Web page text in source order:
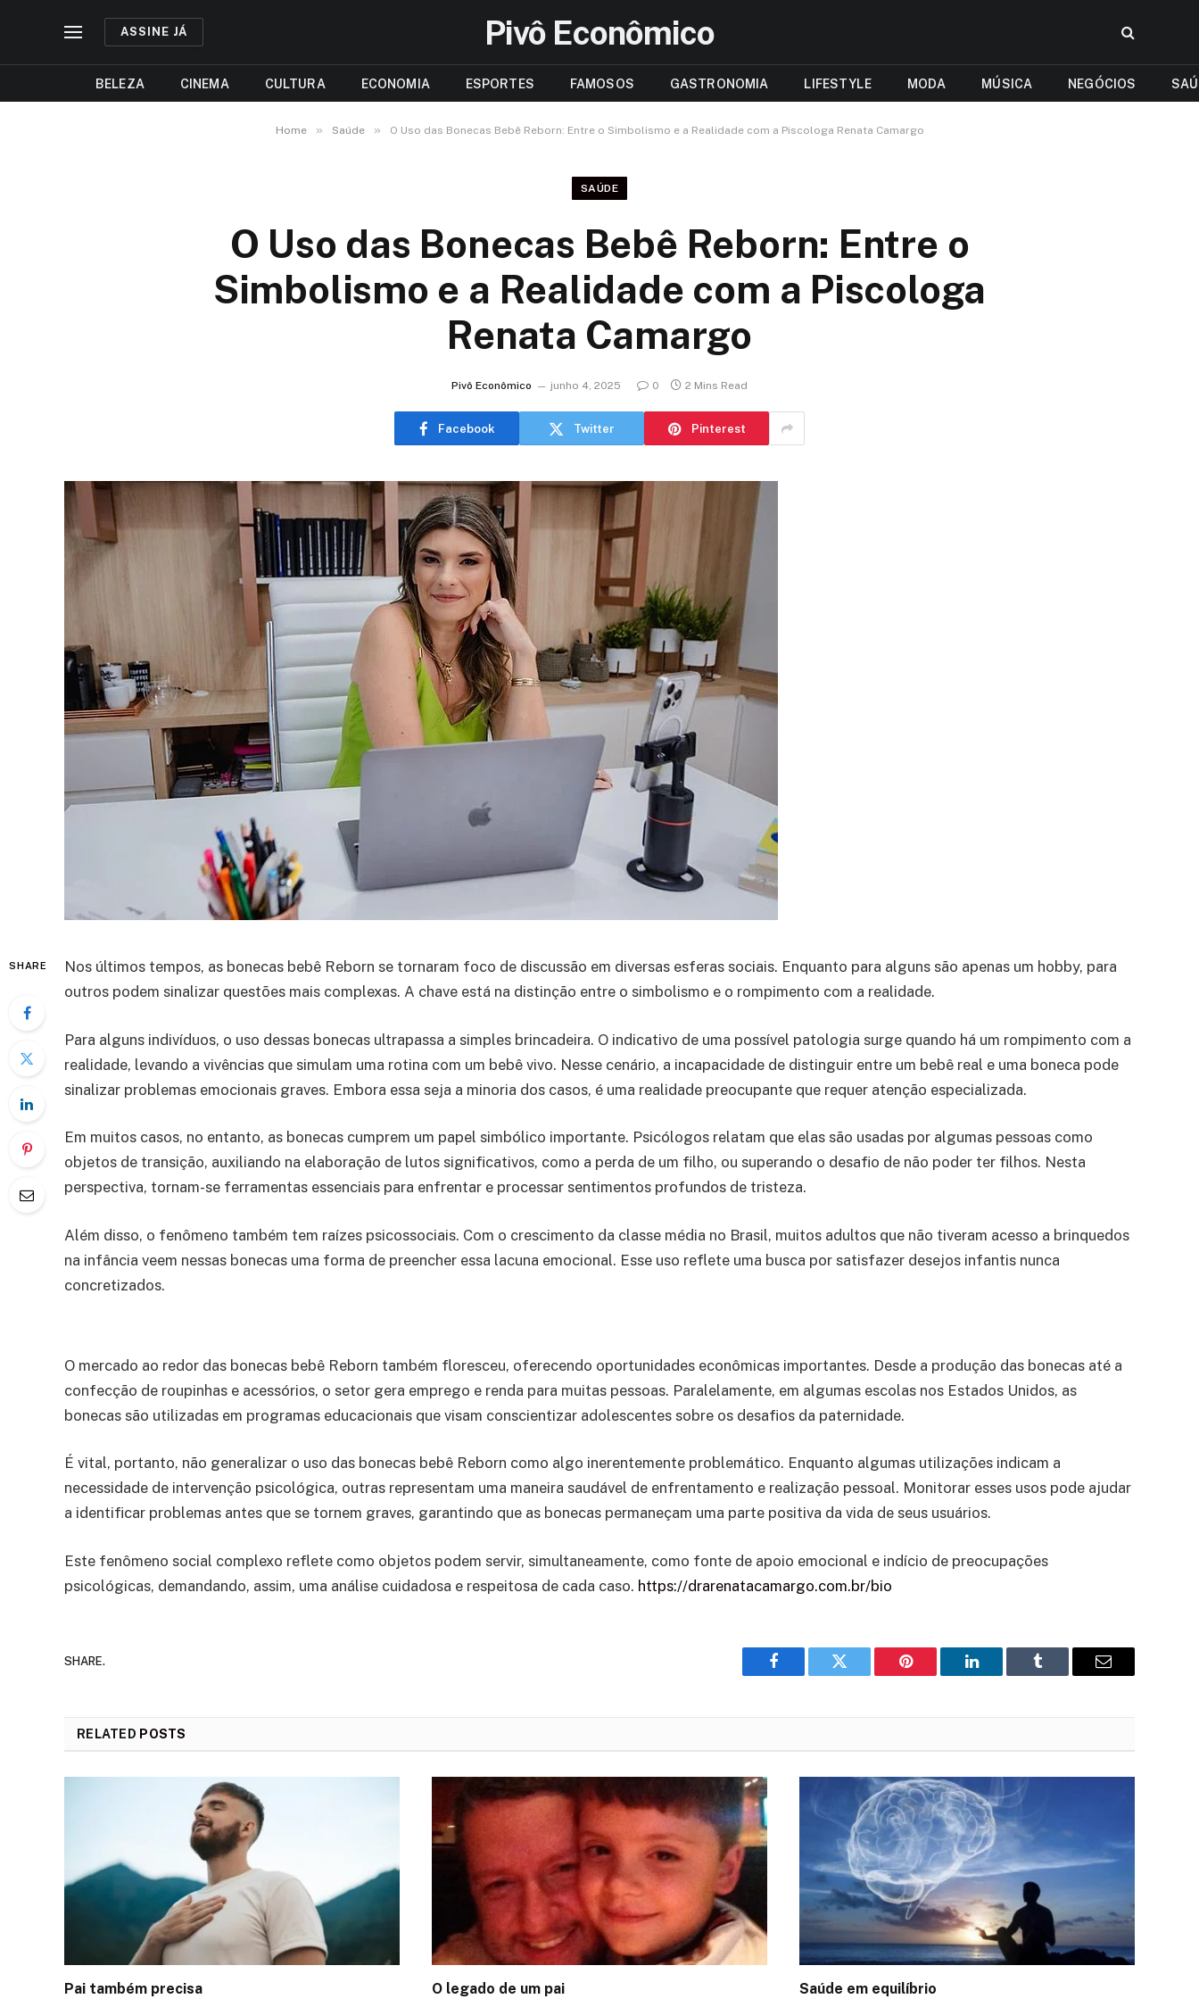
ASSINE JÁ Pivô Econômico
BELEZA CINEMA CULTURA ECONOMIA ESPORTES FAMOSOS GASTRONOMIA LIFESTYLE MODA MÚSICA NEGÓCIOS
Home » Saúde » O Uso das Bonecas Bebê Reborn: Entre o Simbolismo e a Realidade com a Piscologa Renata Camargo
SAÚDE
O Uso das Bonecas Bebê Reborn: Entre o
Simbolismo e a Realidade com a Piscologa
Renata Camargo
Pivô Econômico junho 4, 2025 0 2 Mins Read
Facebook Twitter Pinterest
SHARE
Nos últimos tempos, as bonecas bebê Reborn se tornaram foco de discussão em diversas esferas sociais. Enquanto para alguns são apenas um hobby, para
outros podem sinalizar questões mais complexas. A chave está na distinção entre o simbolismo e o rompimento com a realidade.
Para alguns indivíduos, o uso dessas bonecas ultrapassa a simples brincadeira. O indicativo de uma possível patologia surge quando há um rompimento com a
realidade, levando a vivências que simulam uma rotina com um bebê vivo. Nesse cenário, a incapacidade de distinguir entre um bebê real e uma boneca pode
sinalizar problemas emocionais graves. Embora essa seja a minoria dos casos, é uma realidade preocupante que requer atenção especializada.
Em muitos casos, no entanto, as bonecas cumprem um papel simbólico importante. Psicólogos relatam que elas são usadas por algumas pessoas como
objetos de transição, auxiliando na elaboração de lutos significativos, como a perda de um filho, ou superando o desafio de não poder ter filhos. Nesta
perspectiva, tornam-se ferramentas essenciais para enfrentar e processar sentimentos profundos de tristeza.
Além disso, o fenômeno também tem raízes psicossociais. Com o crescimento da classe média no Brasil, muitos adultos que não tiveram acesso a brinquedos
na infância veem nessas bonecas uma forma de preencher essa lacuna emocional. Esse uso reflete uma busca por satisfazer desejos infantis nunca
concretizados.
O mercado ao redor das bonecas bebê Reborn também floresceu, oferecendo oportunidades econômicas importantes. Desde a produção das bonecas até a
confecção de roupinhas e acessórios, o setor gera emprego e renda para muitas pessoas. Paralelamente, em algumas escolas nos Estados Unidos, as
bonecas são utilizadas em programas educacionais que visam conscientizar adolescentes sobre os desafios da paternidade.
É vital, portanto, não generalizar o uso das bonecas bebê Reborn como algo inerentemente problemático. Enquanto algumas utilizações indicam a
necessidade de intervenção psicológica, outras representam uma maneira saudável de enfrentamento e realização pessoal. Monitorar esses usos pode ajudar
a identificar problemas antes que se tornem graves, garantindo que as bonecas permaneçam uma parte positiva da vida de seus usuários.
Este fenômeno social complexo reflete como objetos podem servir, simultaneamente, como fonte de apoio emocional e indício de preocupações
psicológicas, demandando, assim, uma análise cuidadosa e respeitosa de cada caso. https://drarenatacamargo.com.br/bio
SHARE.
Facebook Twitter Pinterest LinkedIn Tumblr Email
RELATED POSTS
Pai também precisa O legado de um pai Saúde em equilíbrio